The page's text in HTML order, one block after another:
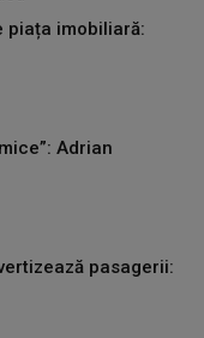
piața imobiliară:
Adrian
pasagerii: